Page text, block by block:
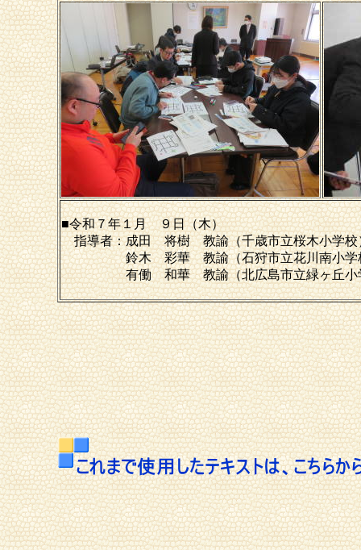
■令和７年１月 ９日（木）
指導者：成田 将樹 教諭（千歳市立桜木小学校
鈴木 彩華 教諭（石狩市立花川南小学
有働 和華 教諭（北広島市立緑ヶ丘小